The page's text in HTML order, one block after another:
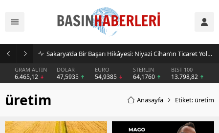
Sakarya’da Bir Başarı Hikâyesi: Niyazi Cihan’ın Ticaret Yolculuğu Markalara Dönüştü
GRAM ALTIN
6.465,12
DOLAR
47,5935
EURO
54,9385
STERLİN
64,1760
BIST 100
13.798,82
üretim Anasayfa Etiket: üretim